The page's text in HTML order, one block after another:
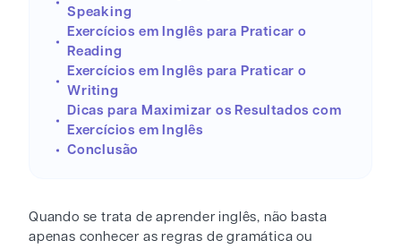
Speaking
Exercícios em Inglês para Praticar o
Reading
Exercícios em Inglês para Praticar o
Writing
Dicas para Maximizar os Resultados com
Exercícios em Inglês
Conclusão
Quando se trata de aprender inglês, não basta
apenas conhecer as regras de gramática ou